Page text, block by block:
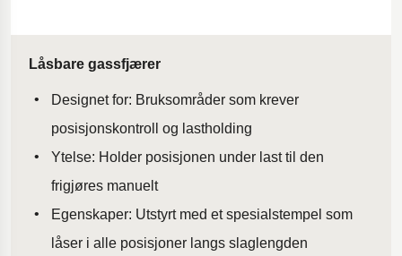
Låsbare gassfjærer
Designet for: Bruksområder som krever
posisjonskontroll og lastholding
Ytelse: Holder posisjonen under last til den
frigjøres manuelt
Egenskaper: Utstyrt med et spesialstempel som
låser i alle posisjoner langs slaglengden